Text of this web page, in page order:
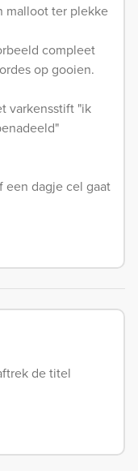
malloot ter plekke
compleet
op gooien.
varkensstift "ik
een dagje cel gaat
de titel